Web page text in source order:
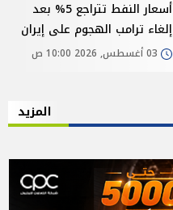
أسعار النفط تتراجع 5% بعد
إلغاء ترامب الهجوم على إيران
03 أغسطس, 2026 10:00 ص
المزيد